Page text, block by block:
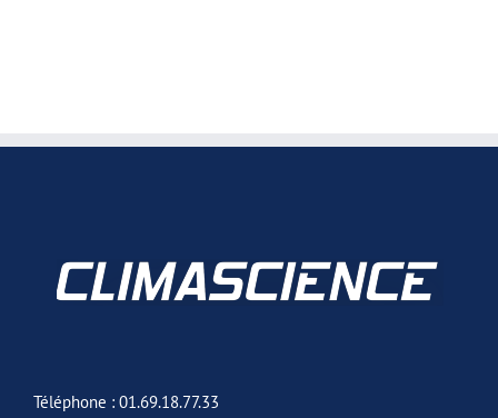
Téléphone : 01.69.18.77.33